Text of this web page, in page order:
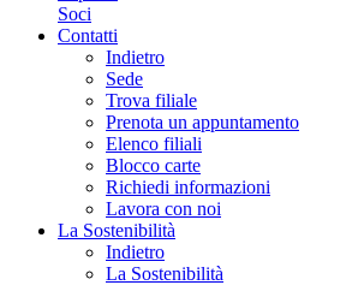
Soci
Contatti
Indietro
Sede
Trova filiale
Prenota un appuntamento
Elenco filiali
Blocco carte
Richiedi informazioni
Lavora con noi
La Sostenibilità
Indietro
La Sostenibilità